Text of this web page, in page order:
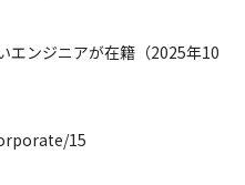
ンジニアが在籍（2025年10
15